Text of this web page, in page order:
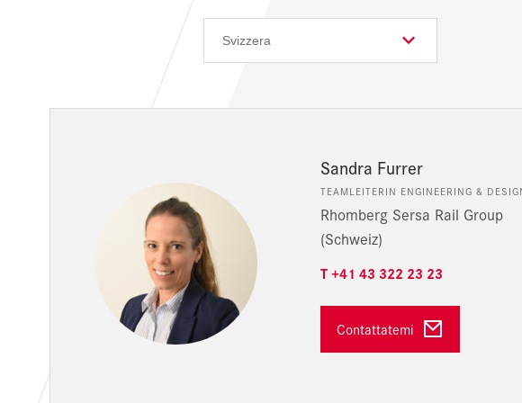
Sandra Furrer
TEAMLEITERIN ENGINEERING &
Rhomberg Sersa Rail Group
(Schweiz)
T +41 43 322 23 23
Contattatemi